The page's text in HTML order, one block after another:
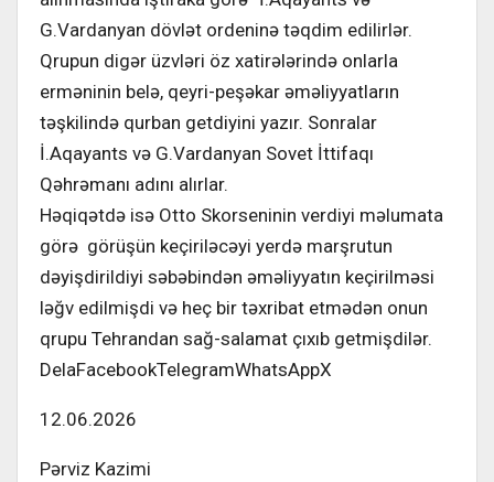
G.Vardanyan dövlət ordeninə təqdim edilirlər.
Qrupun digər üzvləri öz xatirələrində onlarla
erməninin belə, qeyri-peşəkar əməliyyatların
təşkilində qurban getdiyini yazır. Sonralar
İ.Aqayants və G.Vardanyan Sovet İttifaqı
Qəhrəmanı adını alırlar.
Həqiqətdə isə Otto Skorseninin verdiyi məlumata
görə görüşün keçiriləcəyi yerdə marşrutun
dəyişdirildiyi səbəbindən əməliyyatın keçirilməsi
ləğv edilmişdi və heç bir təxribat etmədən onun
qrupu Tehrandan sağ-salamat çıxıb getmişdilər.
DelaFacebookTelegramWhatsAppX
12.06.2026
Pərviz Kazimi